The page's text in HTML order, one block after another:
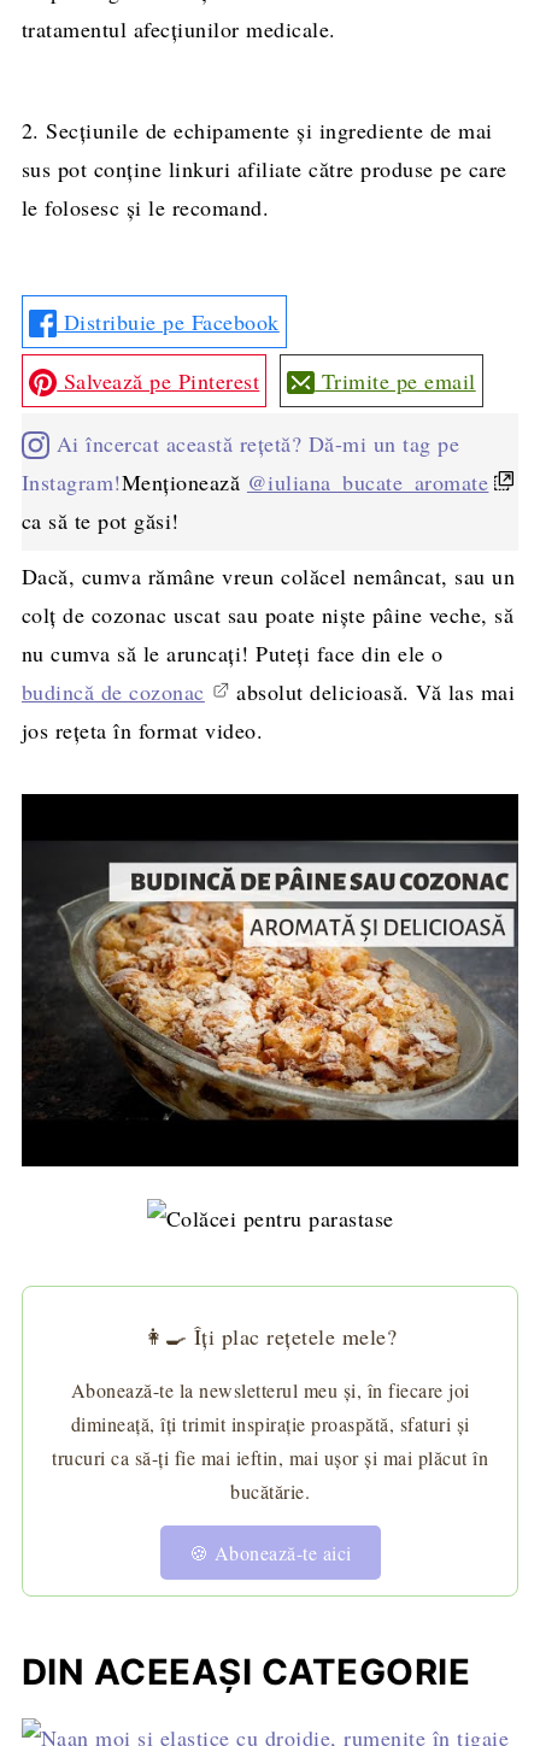
tratamentul afecțiunilor medicale.
2. Secțiunile de echipamente și ingrediente de mai
sus pot conține linkuri afiliate către produse pe care
le folosesc și le recomand.
Distribuie pe Facebook
Salvează pe Pinterest Trimite pe email
Ai încercat această rețetă? Dă-mi un tag pe
Instagram!Menționează @iuliana_bucate_aromate
ca să te pot găsi!
Dacă, cumva rămâne vreun colăcel nemâncat, sau un
colț de cozonac uscat sau poate niște pâine veche, să
nu cumva să le aruncați! Puteți face din ele o
budincă de cozonac
absolut delicioasă. Vă las mai
jos rețeta în format video.
👩‍🍳 Îți plac rețetele mele?
Abonează-te la newsletterul meu și, în fiecare joi
dimineață, îți trimit inspirație proaspătă, sfaturi și
trucuri ca să-ți fie mai ieftin, mai ușor și mai plăcut în
bucătărie.
🍪 Abonează-te aici
DIN ACEEAȘI CATEGORIE